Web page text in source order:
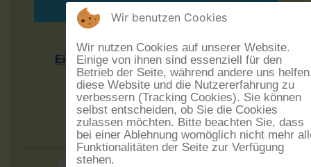
Rheinhesssiche Mundarten
Einführung in eine Sprachlandschaft
Vortrag von Dr. Rudolf Post
Sonntag, dem 20.9.2026 - 17 Uhr
Eintritt frei - Spenden erwünscht
im Museumskeller Guntersblum
Wir benutzen Cookies
Wir nutzen Cookies auf unserer Website.
Einige von ihnen sind essenziell für den
Betrieb der Seite, während andere uns
diese Website und die Nutzererfahrung zu
verbessern (Tracking Cookies). Sie können
selbst entscheiden, ob Sie die Cookies
zulassen möchten. Bitte beachten Sie, dass
bei einer Ablehnung womöglich nicht mehr
Funktionalitäten der Seite zur Verfügung
stehen.